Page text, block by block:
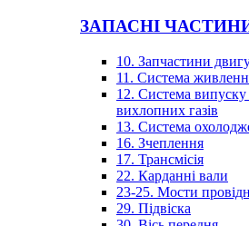
ЗАПАСНІ
10. Запчастини
11. Система
12. Система випуску
вихлопних газів
13. Система
16. Зчеплення
17. Трансмісія
22. Карданні вали
23-25. Мости
29. Підвіска